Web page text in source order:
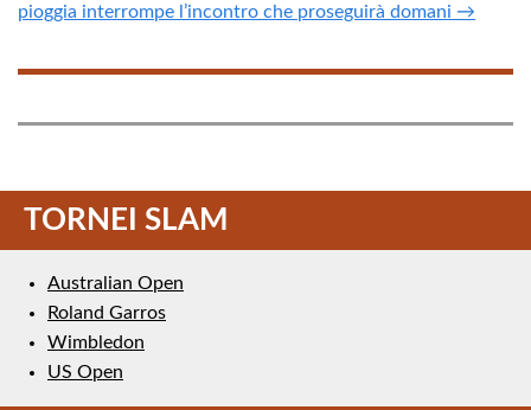
pioggia interrompe l’incontro che proseguirà domani →
TORNEI SLAM
Australian Open
Roland Garros
Wimbledon
US Open